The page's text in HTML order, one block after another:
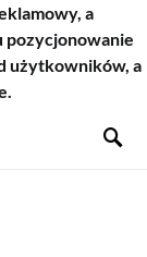
a
pozycjonowanie
użytkowników, a